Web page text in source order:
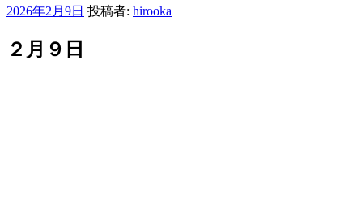
投
日:
2026年2月9日 投稿者: hirooka
２月９日